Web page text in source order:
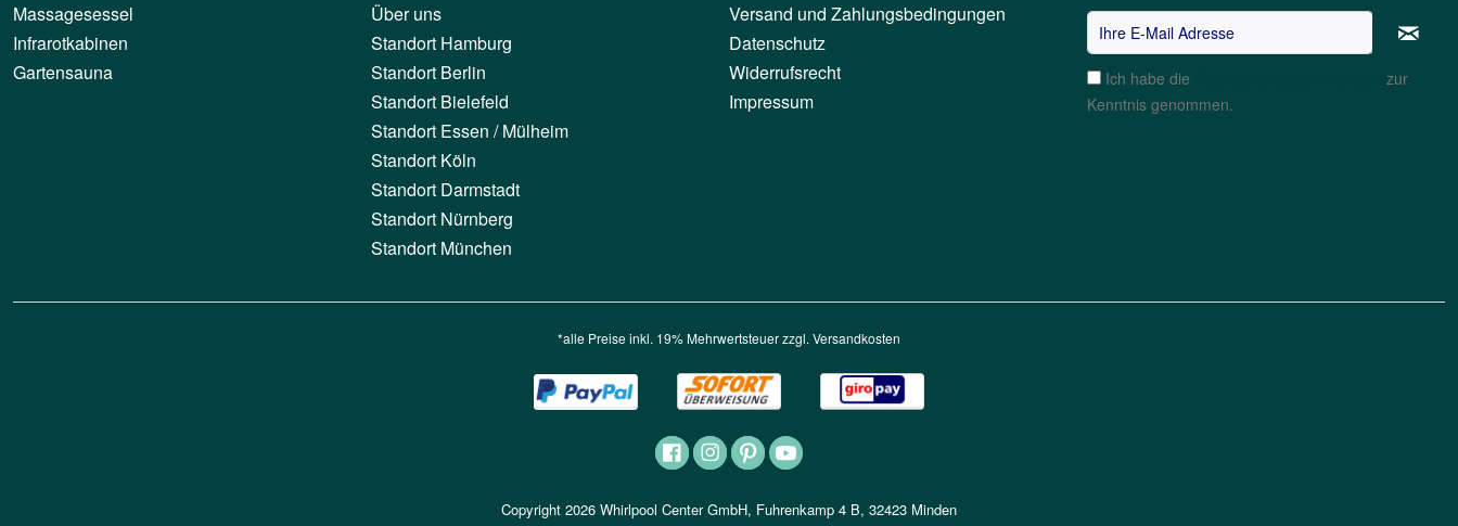
Massagesessel
Infrarotkabinen
Gartensauna
Über uns
Standort Hamburg
Standort Berlin
Standort Bielefeld
Standort Essen / Mülheim
Standort Köln
Standort Darmstadt
Standort Nürnberg
Standort München
Versand und Zahlungsbedingungen
Datenschutz
Widerrufsrecht
Impressum
Ich habe die
zur
Kenntnis genommen.
*alle Preise inkl. 19% Mehrwertsteuer zzgl. Versandkosten
Copyright 2026 Whirlpool Center GmbH, Fuhrenkamp 4 B, 32423 Minden